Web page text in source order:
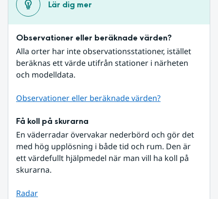
Lär dig mer
Observationer eller beräknade värden?
Alla orter har inte observationsstationer, istället
beräknas ett värde utifrån stationer i närheten
och modelldata.
Observationer eller beräknade värden?
Få koll på skurarna
En väderradar övervakar nederbörd och gör det
med hög upplösning i både tid och rum. Den är
ett värdefullt hjälpmedel när man vill ha koll på
skurarna.
Radar